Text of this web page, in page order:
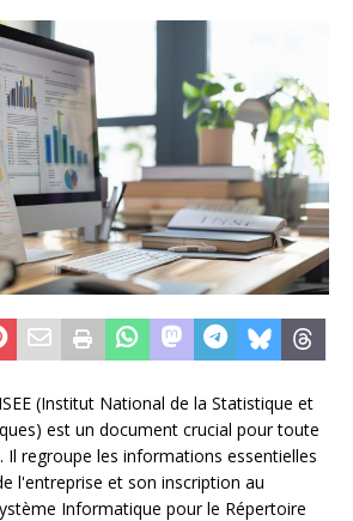
(Institut National de la Statistique et
est un document crucial pour toute
Il regroupe les informations essentielles
l'entreprise et son inscription au
Informatique pour le Répertoire